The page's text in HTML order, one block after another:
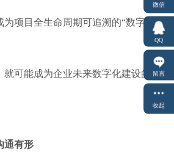
项目全生命周期可追溯的“数字孪生
就可能成为企业未来数字化建设的基
通有形
微信
QQ
留言
收起